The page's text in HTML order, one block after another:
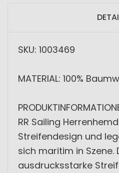
SKU: 1003469
MATERIAL: 100%
RR Sailing
Streifendesign und
sich maritim in Szene.
ausdrucksstarke